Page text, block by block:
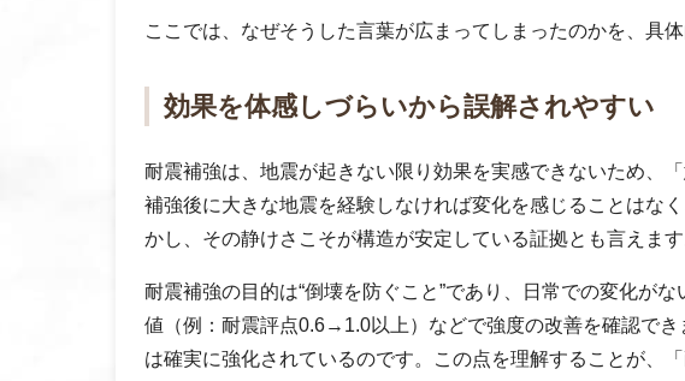
ここでは、なぜそうした言葉が広まってしまったのかを、具
効果を体感しづらいから誤解されやすい
耐震補強は、地震が起きない限り効果を実感できないため、
補強後に大きな地震を経験しなければ変化を感じることはな
かし、その静けさこそが構造が安定している証拠とも言えます
耐震補強の目的は“倒壊を防ぐこと”であり、日常での変化が
値（例：耐震評点0.6→1.0以上）などで強度の改善を確認で
は確実に強化されているのです。この点を理解することが、